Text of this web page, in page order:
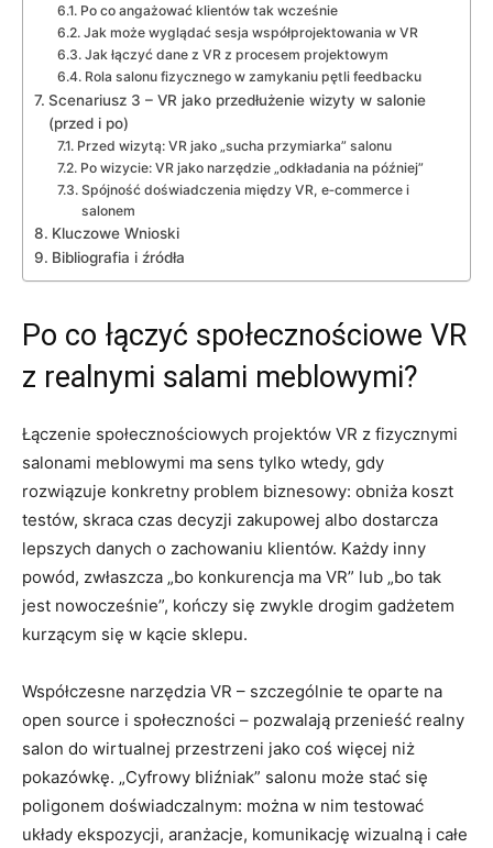
Po co angażować klientów tak wcześnie
Jak może wyglądać sesja współprojektowania w VR
Jak łączyć dane z VR z procesem projektowym
Rola salonu fizycznego w zamykaniu pętli feedbacku
Scenariusz 3 – VR jako przedłużenie wizyty w salonie
(przed i po)
Przed wizytą: VR jako „sucha przymiarka” salonu
Po wizycie: VR jako narzędzie „odkładania na później”
Spójność doświadczenia między VR, e‑commerce i
salonem
Kluczowe Wnioski
Bibliografia i źródła
Po co łączyć społecznościowe VR
z realnymi salami meblowymi?
Łączenie społecznościowych projektów VR z fizycznymi
salonami meblowymi ma sens tylko wtedy, gdy
rozwiązuje konkretny problem biznesowy: obniża koszt
testów, skraca czas decyzji zakupowej albo dostarcza
lepszych danych o zachowaniu klientów. Każdy inny
powód, zwłaszcza „bo konkurencja ma VR” lub „bo tak
jest nowocześnie”, kończy się zwykle drogim gadżetem
kurzącym się w kącie sklepu.
Współczesne narzędzia VR – szczególnie te oparte na
open source i społeczności – pozwalają przenieść realny
salon do wirtualnej przestrzeni jako coś więcej niż
pokazówkę. „Cyfrowy bliźniak” salonu może stać się
poligonem doświadczalnym: można w nim testować
układy ekspozycji, aranżacje, komunikację wizualną i całe